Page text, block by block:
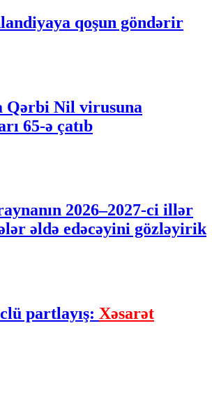
qoşun göndərir
Qərbi Nil virusuna
65-ə çatıb
2026–2027-ci illər
əldə edəcəyini gözləyirik
partlayış: Xəsarət